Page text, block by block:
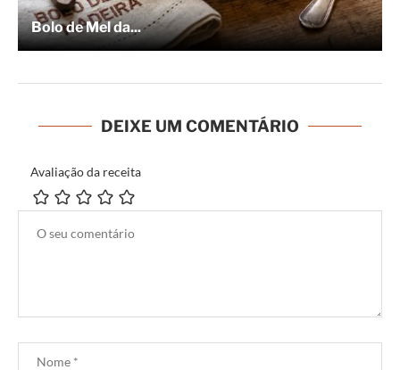
Bolo de Mel da...
DEIXE UM COMENTÁRIO
Avaliação da receita